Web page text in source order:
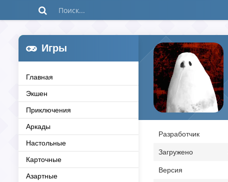
Игры
Главная
Экшен
Приключения
Аркады
Настольные
Карточные
Азартные
Разработчик
Загружено
Версия